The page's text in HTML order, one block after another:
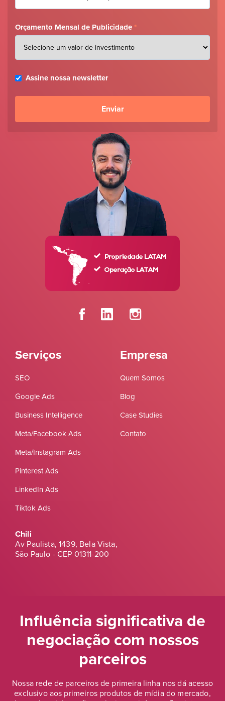
Serviços
SEO
Google Ads
Business Intelligence
Meta/Facebook Ads
Meta/Instagram Ads
Pinterest Ads
LinkedIn Ads
Tiktok Ads
Empresa
Quem Somos
Blog
Case Studies
Contato
Chili
Av Paulista, 1439, Bela Vista,
São Paulo - CEP 01311-200
Orçamento Mensal de Publicidade *
Assine nossa newsletter
Influência significativa de
negociaçãocom nossos
parceiros
Nossa rede de parceiros de primeira linha nos dá acesso
exclusivo aos primeiros produtos de mídia do mercado,